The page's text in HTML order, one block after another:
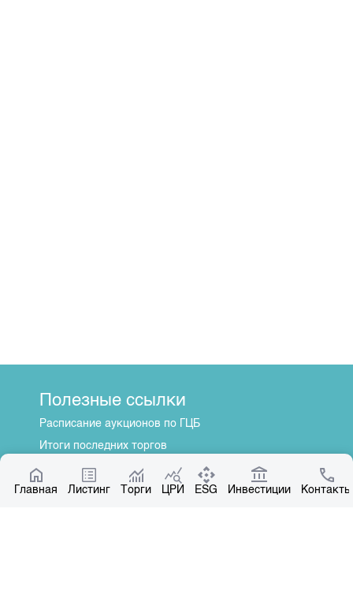
Главная Листинг Торги ЦРИ ESG Инвестиции Контакты
Полезные ссылки
Расписание аукционов по ГЦБ
Итоги последних торгов
Котировки по ЦБ
Центр раскрытия информации